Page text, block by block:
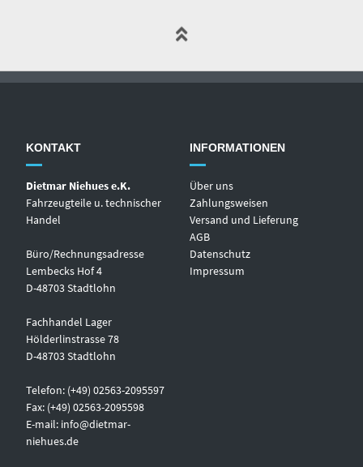
KONTAKT
Dietmar Niehues e.K.
Fahrzeugteile u. technischer
Handel
Büro/Rechnungsadresse
Lembecks Hof 4
D-48703 Stadtlohn
Fachhandel Lager
Hölderlinstrasse 78
D-48703 Stadtlohn
Telefon: (+49) 02563-2095597
Fax: (+49) 02563-2095598
E-mail: info@dietmar-
niehues.de
INFORMATIONEN
Über uns
Zahlungsweisen
Versand und Lieferung
AGB
Datenschutz
Impressum